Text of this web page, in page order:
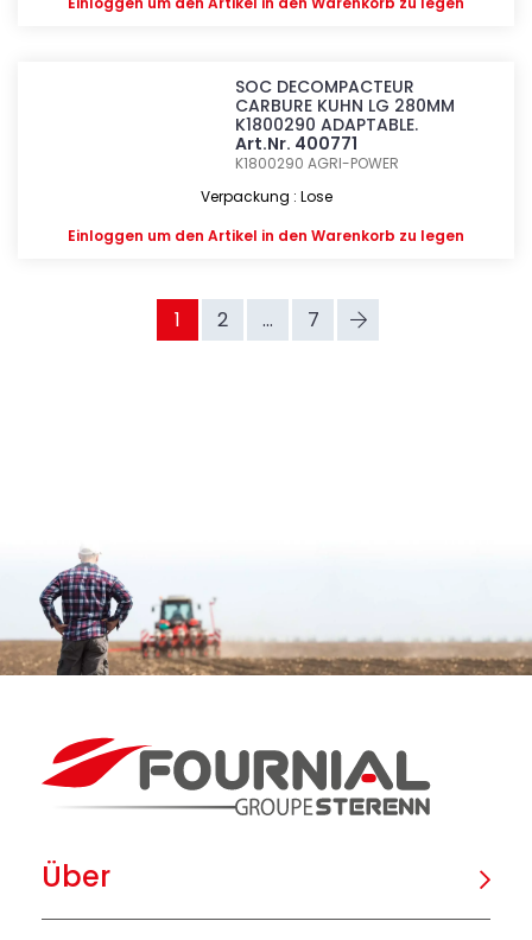
SOC DECOMPACTEUR
CARBURE KUHN LG 280MM
K1800290 ADAPTABLE.
Art.Nr. 400771
K1800290AGRI-POWER
Verpackung : Lose
Einloggen um den Artikel in den Warenkorb zu legen
1 2 ... 7
Über